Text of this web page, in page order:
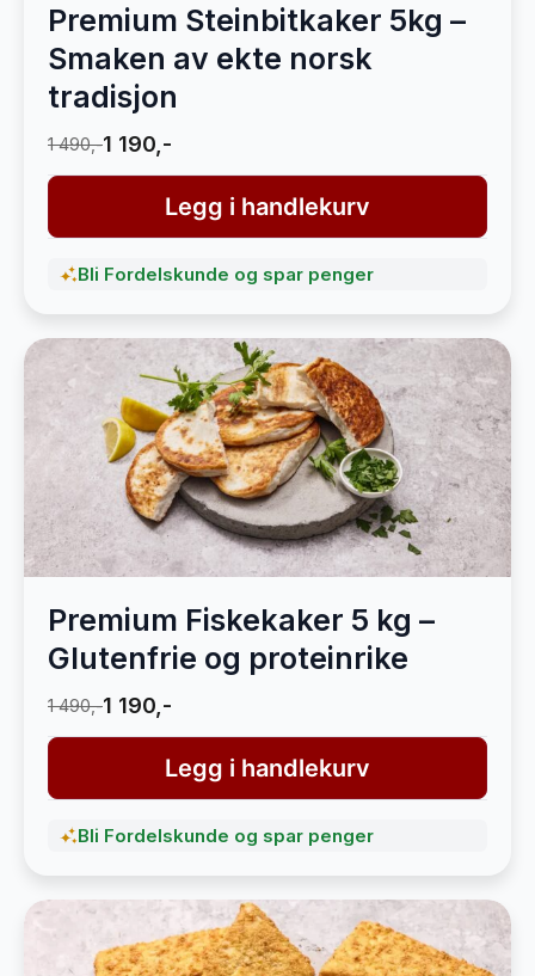
Premium Steinbitkaker 5kg –
Smaken av ekte norsk
tradisjon
1 490,-1 190,-
Legg i handlekurv
Bli Fordelskunde og spar penger
Premium Fiskekaker 5 kg –
Glutenfrie og proteinrike
1 490,-1 190,-
Legg i handlekurv
Bli Fordelskunde og spar penger